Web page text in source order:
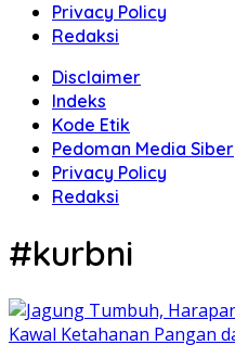
Privacy Policy
Redaksi
Disclaimer
Indeks
Kode Etik
Pedoman Media Siber
Privacy Policy
Redaksi
#kurbni